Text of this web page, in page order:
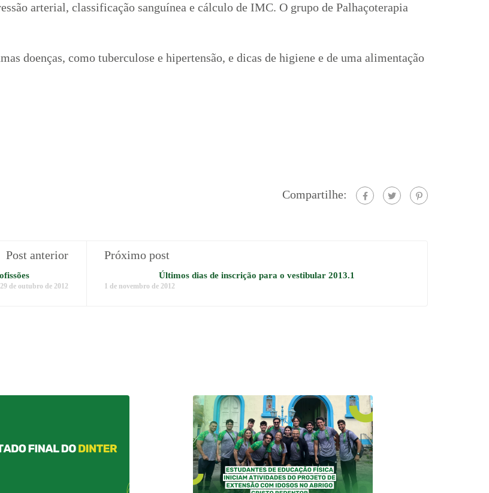
arterial, classificação sanguínea e cálculo de IMC. O grupo de Palhaçoterapia
doenças, como tuberculose e hipertensão, e dicas de higiene e de uma alimentação
Compartilhe:
Post anterior
29 de outubro de 2012
Próximo post
Últimos dias de inscrição para o vestibular 2013.1
1 de novembro de 2012